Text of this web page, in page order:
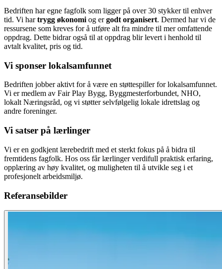
Bedriften har egne fagfolk som ligger på over 30 stykker til enhver
tid. Vi hartrygg økonomi og ergodt organisert. Dermed har vi de
ressursene som kreves for å utføre alt fra mindre til mer omfattende
oppdrag. Dette bidrar også til at oppdrag blir levert i henhold til
avtalt kvalitet, pris og tid.
Vi sponser lokalsamfunnet
Bedriften jobber aktivt for å være en støttespiller for lokalsamfunnet.
Vi er medlem av Fair Play Bygg, Byggmesterforbundet, NHO,
lokalt Næringsråd, og vi støtter selvfølgelig lokale idrettslag og
andre foreninger.
Vi satser på lærlinger
Vi er en godkjent lærebedrift med et sterkt fokus på å bidra til
fremtidens fagfolk. Hos oss får lærlinger verdifull praktisk erfaring,
opplæring av høy kvalitet, og muligheten til å utvikle seg i et
profesjonelt arbeidsmiljø.
Referansebilder